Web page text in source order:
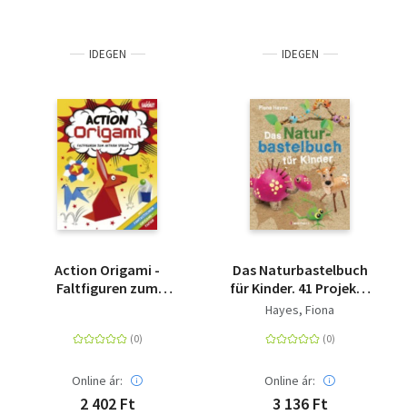
IDEGEN
Action Origami -
Faltfiguren zum
Origami-Papier
Online ár:
2 402 Ft
IDEGEN
Das Naturbastelbuch
für Kinder. 41 Projekte
zum Basteln mit
und Strand hergeben -
Hayes, Fiona
Online ár:
3 136 Ft